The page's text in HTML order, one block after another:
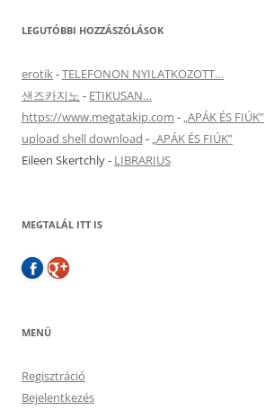
LEGUTÓBBI HOZZÁSZÓLÁSOK
erotik-TELEFONON NYILATKOZOTT…
샌즈카지노 - ETIKUSAN…
https://www.megatakip.com - „APÁK ÉS FIÚK”
upload shell download - „APÁK ÉS FIÚK”
Eileen Skertchly- LIBRARIUS
MEGTALÁL ITT IS
MENÜ
Regisztráció
Bejelentkezés